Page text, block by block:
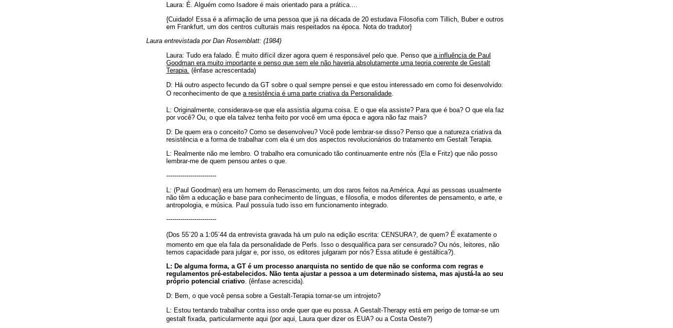
Laura: É. Alguém como Isadore é mais orientado para a prática....
{Cuidado! Essa é a afirmação de uma pessoa que já na década de 20 estudava Filosofia com Tillich, Buber e outros
em Frankfurt, um dos centros culturais mais respeitados na época. Nota do tradutor}
Laura entrevistada por Dan Rosemblatt: (1984)
Laura: Tudo era falado. É muito difícil dizer agora quem é responsável pelo que. Penso que a influência de Paul
Goodman era muito importante e penso que sem ele não haveria absolutamente uma teoria coerente de Gestalt
Terapia. (ênfase acrescentada)
D: Há outro aspecto fecundo da GT sobre o qual sempre pensei e que estou interessado em como foi desenvolvido:
O reconhecimento de que a resistência é uma parte criativa da Personalidade
L: Originalmente, considerava-se que ela assistia alguma coisa. E o que ela assiste? Para que é boa? O que ela faz
por você? Ou, o que ela talvez tenha feito por você em uma época e agora não faz mais?
D: De quem era o conceito? Como se desenvolveu? Você pode lembrar-se disso? Penso que a natureza criativa da
resistência e a forma de trabalhar com ela é um dos aspectos revolucionários do tratamento em Gestalt Terapia.
L: Realmente não me lembro. O trabalho era comunicado tão continuamente entre nós (Ela e Fritz) que não posso
lembrar-me de quem pensou antes o que.
-------------------------
L: (Paul Goodman) era um homem do Renascimento, um dos raros feitos na América. Aqui as pessoas usualmente
não têm a educação e base para conhecimento de línguas, e filosofia, e modos diferentes de pensamento, e arte, e
antropologia, e música. Paul possuía tudo isso em funcionamento integrado.
-------------------------
(Dos 55`20 a 1:05`44 da entrevista gravada há um pulo na edição escrita: CENSURA?, de quem? É exatamente o
momento em que ela fala da personalidade de Perls. Isso o desqualifica para ser censurado? Ou nós, leitores, não
temos capacidade para julgar e, por isso, os editores julgaram por nós? Essa atitude é gestáltica?).
L: De alguma forma, a GT é um processo anarquista no sentido de que não se conforma com regras e
regulamentos pré-estabelecidos. Não tenta ajustar a pessoa a um determinado sistema, mas ajustá-la ao seu
próprio potencial criativo. (ênfase acrescida).
D: Bem, o que você pensa sobre a Gestalt-Terapia tornar-se um introjeto?
L: Estou tentando trabalhar contra isso onde quer que eu possa. A Gestalt-Therapy está em perigo de tornar-se um
gestalt fixada, particularmente aqui (por aqui, Laura quer dizer os EUA? ou a Costa Oeste?)